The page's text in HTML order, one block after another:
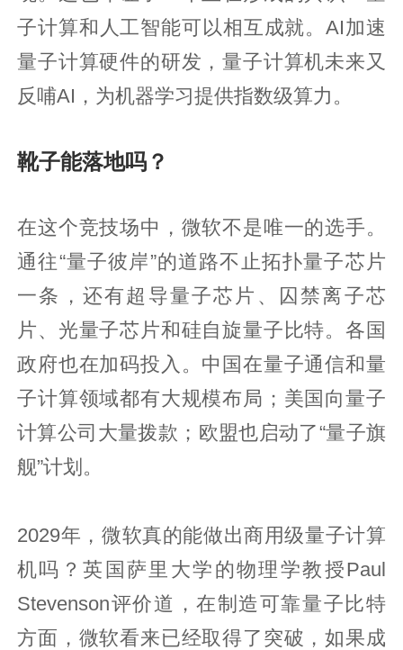
子计算和人工智能可以相互成就。AI加速
量子计算硬件的研发，量子计算机未来又
反哺AI，为机器学习提供指数级算力。
靴子能落地吗？
在这个竞技场中，微软不是唯一的选手。
通往“量子彼岸”的道路不止拓扑量子芯片
一条，还有超导量子芯片、囚禁离子芯
片、光量子芯片和硅自旋量子比特。各国
政府也在加码投入。中国在量子通信和量
子计算领域都有大规模布局；美国向量子
计算公司大量拨款；欧盟也启动了“量子旗
舰”计划。
2029年，微软真的能做出商用级量子计算
机吗？英国萨里大学的物理学教授Paul
Stevenson评价道，在制造可靠量子比特
方面，微软看来已经取得了突破，如果成